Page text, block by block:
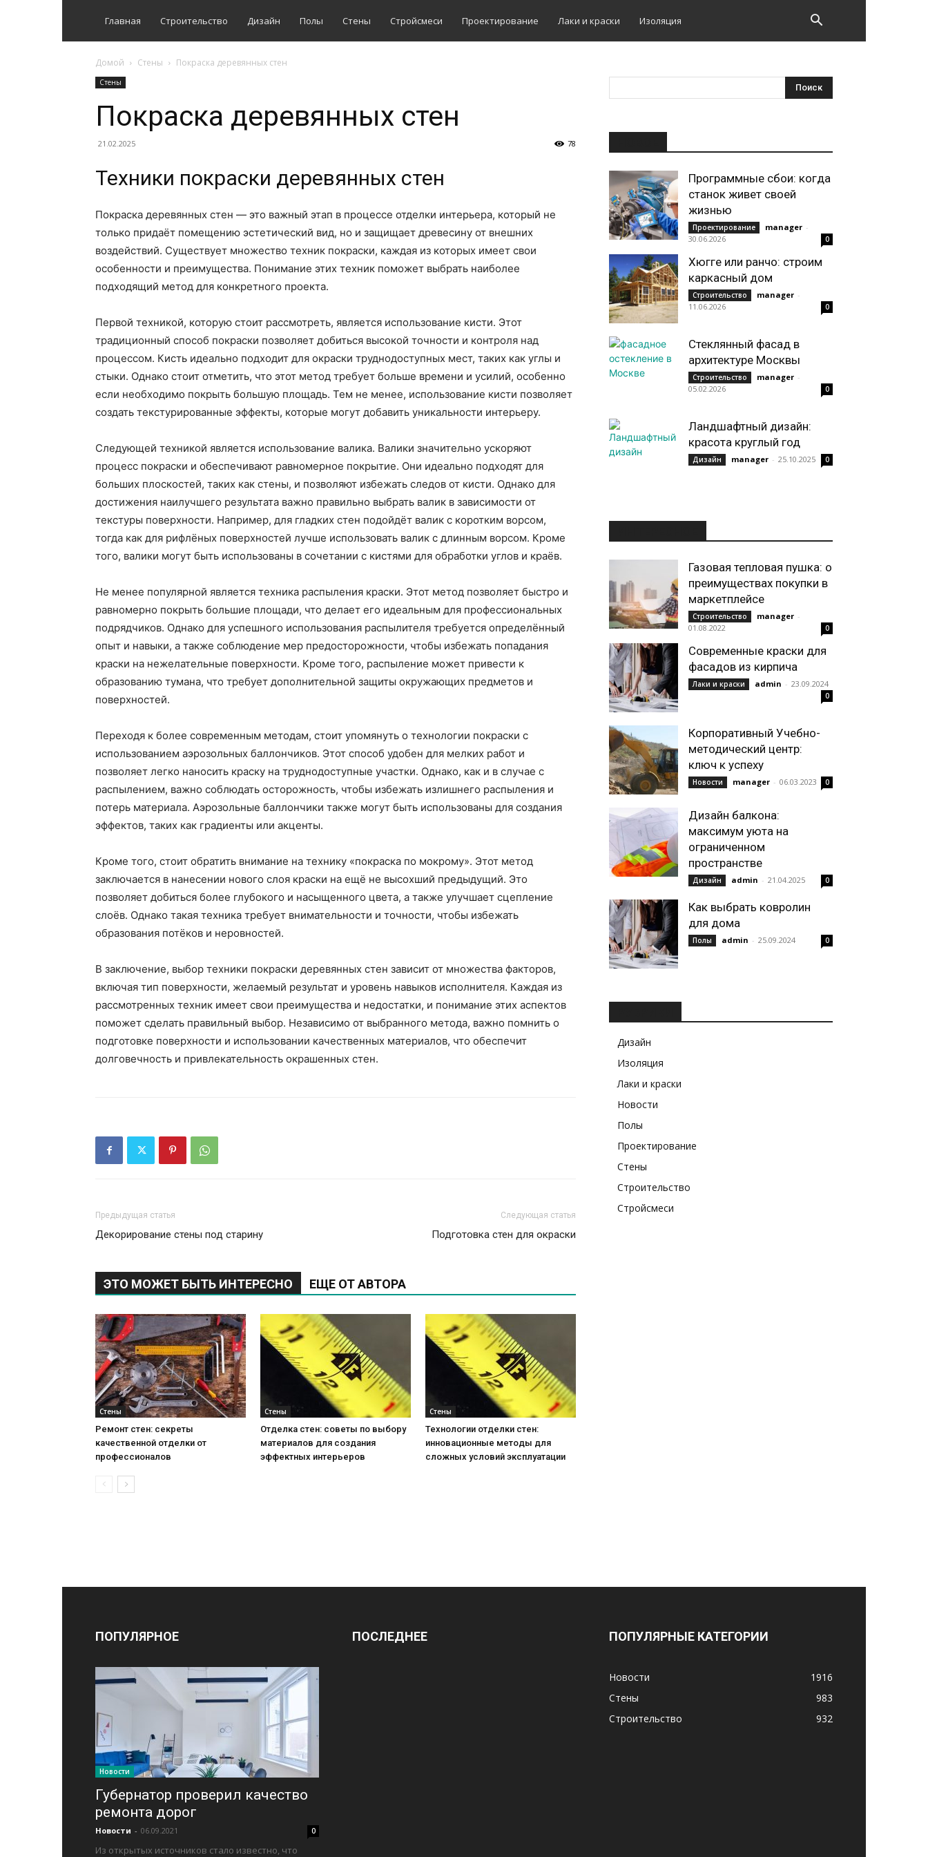
Главная Строительство Дизайн Полы Стены Стройсмеси Проектирование Лаки и краски Изоляция
Домой Стены Покраска деревянных стен
Стены
Покраска деревянных стен
21.02.2025 78
Техники покраски деревянных стен
Покраска деревянных стен — это важный этап в процессе отделки интерьера, который не
только придаёт помещению эстетический вид, но и защищает древесину от внешних
воздействий. Существует множество техник покраски, каждая из которых имеет свои
особенности и преимущества. Понимание этих техник поможет выбрать наиболее
подходящий метод для конкретного проекта.
Первой техникой, которую стоит рассмотреть, является использование кисти. Этот
традиционный способ покраски позволяет добиться высокой точности и контроля над
процессом. Кисть идеально подходит для окраски труднодоступных мест, таких как углы и
стыки. Однако стоит отметить, что этот метод требует больше времени и усилий, особенно
если необходимо покрыть большую площадь. Тем не менее, использование кисти позволяет
создать текстурированные эффекты, которые могут добавить уникальности интерьеру.
Следующей техникой является использование валика. Валики значительно ускоряют
процесс покраски и обеспечивают равномерное покрытие. Они идеально подходят для
больших плоскостей, таких как стены, и позволяют избежать следов от кисти. Однако для
достижения наилучшего результата важно правильно выбрать валик в зависимости от
текстуры поверхности. Например, для гладких стен подойдёт валик с коротким ворсом,
тогда как для рифлёных поверхностей лучше использовать валик с длинным ворсом. Кроме
того, валики могут быть использованы в сочетании с кистями для обработки углов и краёв.
Не менее популярной является техника распыления краски. Этот метод позволяет быстро и
равномерно покрыть большие площади, что делает его идеальным для профессиональных
подрядчиков. Однако для успешного использования распылителя требуется определённый
опыт и навыки, а также соблюдение мер предосторожности, чтобы избежать попадания
краски на нежелательные поверхности. Кроме того, распыление может привести к
образованию тумана, что требует дополнительной защиты окружающих предметов и
поверхностей.
Переходя к более современным методам, стоит упомянуть о технологии покраски с
использованием аэрозольных баллончиков. Этот способ удобен для мелких работ и
позволяет легко наносить краску на труднодоступные участки. Однако, как и в случае с
распылением, важно соблюдать осторожность, чтобы избежать излишнего распыления и
потерь материала. Аэрозольные баллончики также могут быть использованы для создания
эффектов, таких как градиенты или акценты.
Кроме того, стоит обратить внимание на технику «покраска по мокрому». Этот метод
заключается в нанесении нового слоя краски на ещё не высохший предыдущий. Это
позволяет добиться более глубокого и насыщенного цвета, а также улучшает сцепление
слоёв. Однако такая техника требует внимательности и точности, чтобы избежать
образования потёков и неровностей.
В заключение, выбор техники покраски деревянных стен зависит от множества факторов,
включая тип поверхности, желаемый результат и уровень навыков исполнителя. Каждая из
рассмотренных техник имеет свои преимущества и недостатки, и понимание этих аспектов
поможет сделать правильный выбор. Независимо от выбранного метода, важно помнить о
подготовке поверхности и использовании качественных материалов, что обеспечит
долговечность и привлекательность окрашенных стен.
Предыдущая статья
Декорирование стены под старину
Следующая статья
Подготовка стен для окраски
ЭТО МОЖЕТ БЫТЬ ИНТЕРЕСНО ЕЩЕ ОТ АВТОРА
Стены
Ремонт стен: секреты
качественной отделки от
профессионалов
Стены
Отделка стен: советы по выбору
материалов для создания
эффектных интерьеров
Стены
Технологии отделки стен:
инновационные методы для
сложных условий эксплуатации
Программные сбои: когда
станок живет своей
жизнью
Проектирование manager -
30.06.2026
0
Хюгге или ранчо: строим
каркасный дом
Строительство manager -
11.06.2026
0
Стеклянный фасад в
архитектуре Москвы
Строительство manager -
05.02.2026
0
Ландшафтный дизайн:
красота круглый год
Дизайн manager - 25.10.2025 0
Газовая тепловая пушка: о
преимуществах покупки в
маркетплейсе
Строительство manager -
01.08.2022
0
Современные краски для
фасадов из кирпича
Лаки и краски admin - 23.09.2024
0
Корпоративный Учебно-
методический центр:
ключ к успеху
Новости manager - 06.03.2023 0
Дизайн балкона:
максимум уюта на
ограниченном
пространстве
Дизайн admin - 21.04.2025 0
Как выбрать ковролин
для дома
Полы admin - 25.09.2024 0
Дизайн
Изоляция
Лаки и краски
Новости
Полы
Проектирование
Стены
Строительство
Стройсмеси
ПОПУЛЯРНОЕ
Новости
Губернатор проверил качество
ремонта дорог
Новости - 06.09.2021 0
Из открытых источников стало известно, что
ПОСЛЕДНЕЕ ПОПУЛЯРНЫЕ КАТЕГОРИИ
Новости
1916
Стены
983
Строительство
932